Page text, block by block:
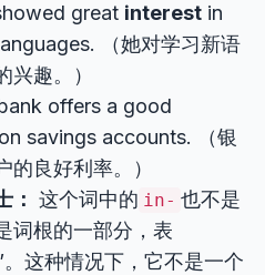
great interest in
（她对学习新语
兴趣。）
offers a good
savings accounts. （银
的良好利率。）
： 这个词中的 in- 也不是
词根的一部分，表
这种情况下，它不是一个